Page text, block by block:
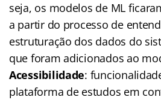
seja, os modelos de ML
a partir do processo de
estruturação dos dados do
que foram adicionados ao
Acessibilidade:
plataforma de estudos em